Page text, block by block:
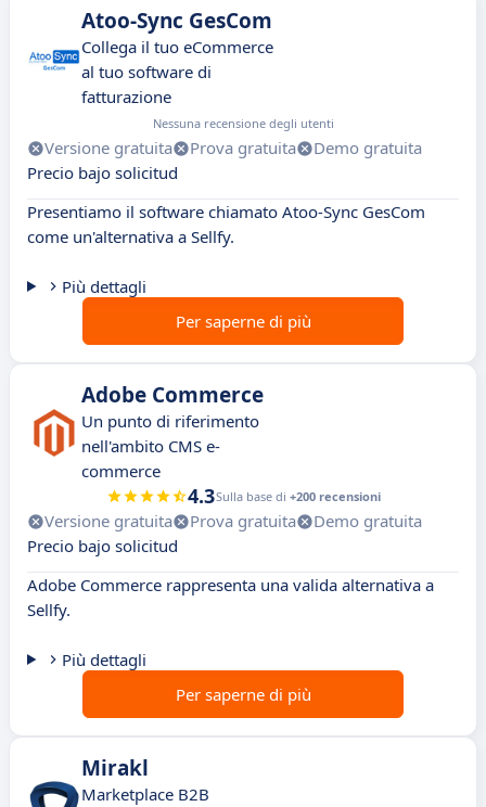
Atoo-Sync GesCom
Collega il tuo eCommerce
al tuo software di
fatturazione
Nessuna recensione degli utenti
Versione gratuita Prova gratuita
Demo gratuita
Precio bajo solicitud
Presentiamo il software chiamato Atoo-Sync GesCom
come un'alternativa a Sellfy.
Più dettagli
Per saperne di più
Adobe Commerce
Un punto di riferimento
nell'ambito CMS e-
commerce
4.3Sulla base di +200 recensioni
Versione gratuita Prova gratuita
Demo gratuita
Precio bajo solicitud
Adobe Commerce rappresenta una valida alternativa a
Sellfy.
Più dettagli
Per saperne di più
Mirakl
Marketplace B2B